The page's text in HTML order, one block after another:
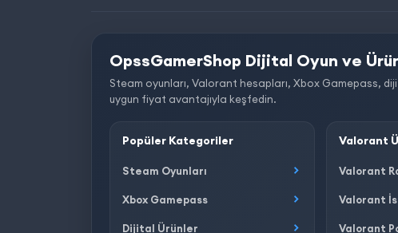
OpssGamerShop Dijital Oyun ve
Steam oyunları, Valorant hesapları, Xbox Gamepass,
uygun fiyat avantajıyla keşfedin.
Popüler Kategoriler
Steam Oyunları
Xbox Gamepass
Dijital Ürünler
Valorant
Valorant
Valorant
Valorant